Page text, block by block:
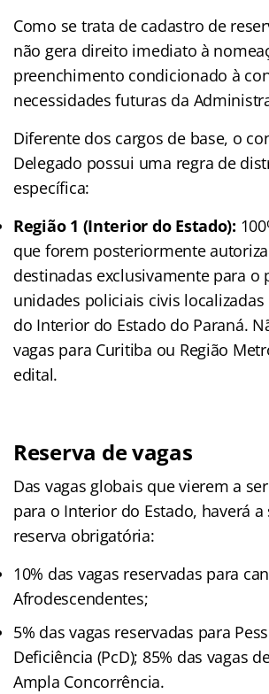
Como se trata de cadastro de
não gera direito imediato à
preenchimento condicionado à
necessidades futuras da
Diferente dos cargos de base, o
Delegado possui uma regra de
específica:
Região 1 (Interior do Estado):
que forem posteriormente
destinadas exclusivamente para o
unidades policiais civis
do Interior do Estado do Paraná.
vagas para Curitiba ou Região
edital.
Reserva de vagas
Das vagas globais que vierem a
para o Interior do Estado, haverá a
reserva obrigatória:
10% das vagas reservadas para
Afrodescendentes;
5% das vagas reservadas para
Deficiência (PcD); 85% das vagas
Ampla Concorrência.